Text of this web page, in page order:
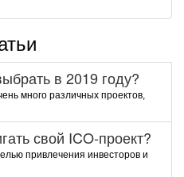
в 2019 году?
много различных проектов,
свой ICO-проект?
привлечения инвесторов и